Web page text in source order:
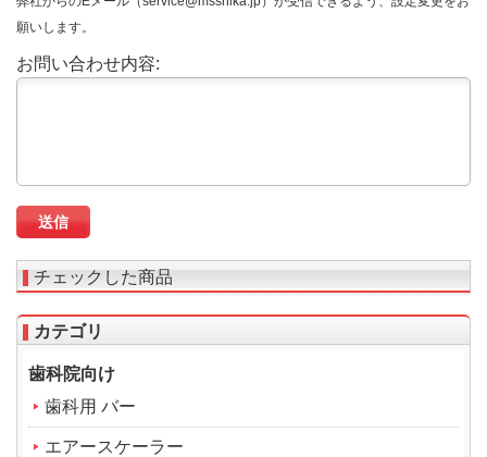
願いします。
お問い合わせ内容:
チェックした商品
カテゴリ
歯科院向け
歯科用 バー
エアースケーラー